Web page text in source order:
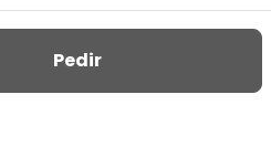
Pedir